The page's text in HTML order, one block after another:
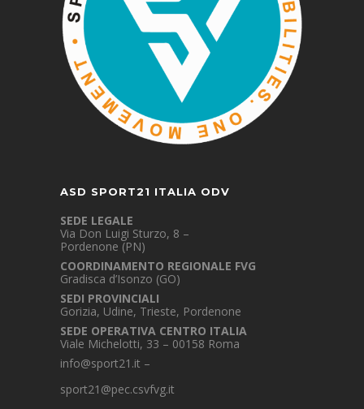
ASD SPORT21 ITALIA ODV
SEDE LEGALE
Via Don Luigi Sturzo, 8 –
Pordenone (PN)
COORDINAMENTO REGIONALE FVG
Gradisca d’Isonzo (GO)
SEDI PROVINCIALI
Gorizia, Udine, Trieste, Pordenone
SEDE OPERATIVA CENTRO ITALIA
Viale Michelotti, 33 – 00158 Roma
info@sport21.it –
sport21@pec.csvfvg.it